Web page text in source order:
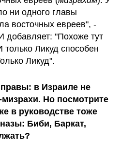
ни одного главы
восточных евреев", -
добавляет: "Похоже тут
только Ликуд способен
Ликуд".
в Израиле не
Но посмотрите
в руководстве тоже
Биби, Баркат,